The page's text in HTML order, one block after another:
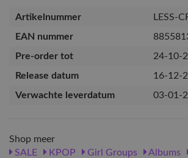
Artikelnummer
LESS-
EAN nummer
Pre-order tot
24-10-
Release datum
16-12-
Verwachte leverdatum
03-01-
Shop meer
SALE
KPOP Girl Groups Albums